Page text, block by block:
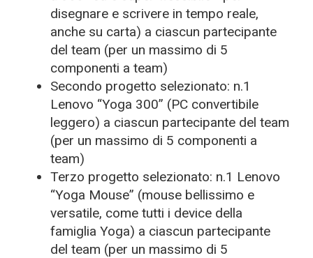
disegnare e scrivere in tempo reale,
anche su carta) a ciascun partecipante
del team (per un massimo di 5
componenti a team)
Secondo progetto selezionato: n.1
Lenovo “Yoga 300” (PC convertibile
leggero) a ciascun partecipante del team
(per un massimo di 5 componenti a
team)
Terzo progetto selezionato: n.1 Lenovo
“Yoga Mouse” (mouse bellissimo e
versatile, come tutti i device della
famiglia Yoga) a ciascun partecipante
del team (per un massimo di 5